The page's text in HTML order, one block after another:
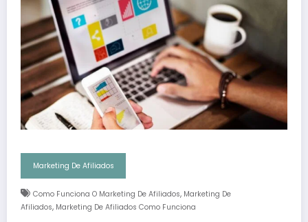
Marketing De Afiliados
Como Funciona O Marketing De Afiliados, Marketing De
Afiliados, Marketing De Afiliados Como Funciona